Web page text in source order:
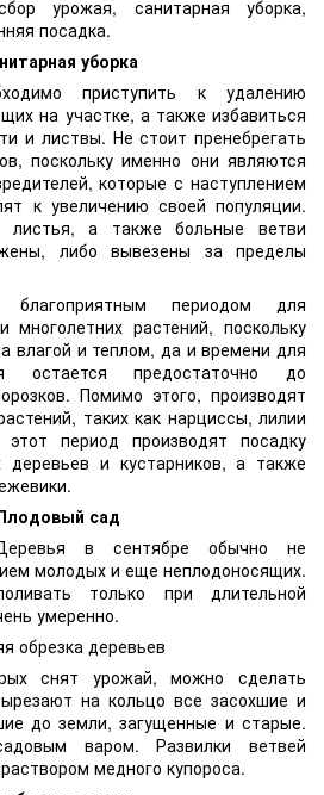
урожая, санитарная уборка,
посадка.
уборка
приступить к удалению
на участке, а также избавиться
и листвы. Не стоит пренебрегать
поскольку именно они являются
которые с наступлением
к увеличению своей популяции.
листья, а также больные ветви
либо вывезены за пределы
благоприятным периодом для
многолетних растений, поскольку
влагой и теплом, да и времени для
остается предостаточно до
Помимо этого, производят
таких как нарциссы, лилии
период производят посадку
деревьев и кустарников, а также
сад
в сентябре обычно не
молодых и еще неплодоносящих.
только при длительной
умеренно.
обрезка деревьев
снят урожай, можно сделать
на кольцо все засохшие и
до земли, загущенные и старые.
варом. Развилки ветвей
медного купороса.